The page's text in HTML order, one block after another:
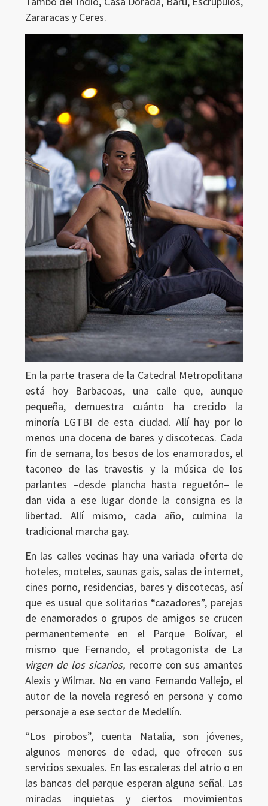
Zararacas y Ceres.
En la parte trasera de la Catedral Metropolitana
está hoy Barbacoas, una calle que, aunque
pequeña, demuestra cuánto ha crecido la
minoría LGTBI de esta ciudad. Allí hay por lo
menos una docena de bares y discotecas. Cada
fin de semana, los besos de los enamorados, el
taconeo de las travestis y la música de los
parlantes –desde plancha hasta reguetón– le
dan vida a ese lugar donde la consigna es la
libertad. Allí mismo, cada año, culmina la
tradicional marcha gay.
En las calles vecinas hay una variada oferta de
hoteles, moteles, saunas gais, salas de internet,
cines porno, residencias, bares y discotecas, así
que es usual que solitarios “cazadores”, parejas
de enamorados o grupos de amigos se crucen
permanentemente en el Parque Bolívar, el
mismo que Fernando, el protagonista de La
virgen de los sicarios, recorre con sus amantes
Alexis y Wilmar. No en vano Fernando Vallejo, el
autor de la novela regresó en persona y como
personaje a ese sector de Medellín.
“Los pirobos”, cuenta Natalia, son jóvenes,
algunos menores de edad, que ofrecen sus
servicios sexuales. En las escaleras del atrio o en
las bancas del parque esperan alguna señal. Las
miradas inquietas y ciertos movimientos